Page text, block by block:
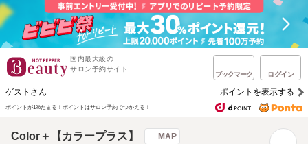
国内最大級の
サロン予約サイト
ブックマーク ログイン
ゲストさん ポイントを表示する
ポイントが1%たまる！ ポイントはサロン予約でつかえる！
Color＋【カラープラス】 MAP